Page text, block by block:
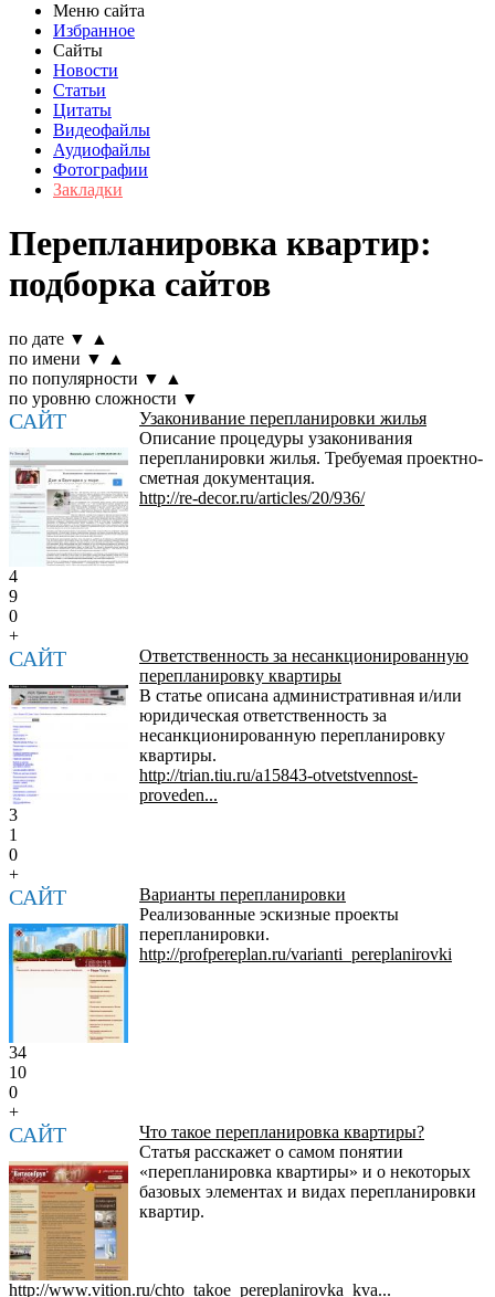
Меню сайта
Избранное
Сайты
Новости
Статьи
Цитаты
Видеофайлы
Аудиофайлы
Фотографии
Закладки
Перепланировка квартир:
подборка сайтов
по дате ▼
▲
по имени ▼
▲
по популярности ▼
▲
по уровню сложности ▼
САЙТ
Узаконивание перепланировки жилья
Описание процедуры узаконивания
перепланировки жилья. Требуемая проектно-
сметная документация.
http://re-decor.ru/articles/20/936/
4
9
0
+
САЙТ
Ответственность за несанкционированную
перепланировку квартиры
В статье описана административная и/или
юридическая ответственность за
несанкционированную перепланировку
квартиры.
http://trian.tiu.ru/a15843-otvetstvennost-
proveden...
3
1
0
+
САЙТ
Варианты перепланировки
Реализованные эскизные проекты
перепланировки.
http://profpereplan.ru/varianti_pereplanirovki
34
10
0
+
САЙТ
Что такое перепланировка квартиры?
Статья расскажет о самом понятии
«перепланировка квартиры» и о некоторых
базовых элементах и видах перепланировки
квартир.
http://www.vition.ru/chto_takoe_pereplanirovka_kva...